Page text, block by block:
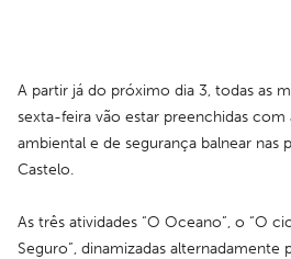
A partir já do próximo dia 3, todas as
sexta-feira vão estar preenchidas com
ambiental e de segurança balnear nas
Castelo.
As três atividades “O Oceano”, o “O
Seguro”, dinamizadas alternadamente